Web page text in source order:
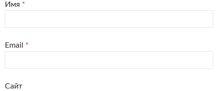
Имя *
Email *
Сайт